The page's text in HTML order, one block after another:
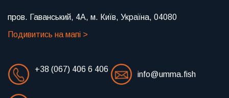
пров. Гаванський, 4А, м. Київ, Україна, 04080
Подивитись на мапі >
+38 (067) 406 6 406
info@umma.fish